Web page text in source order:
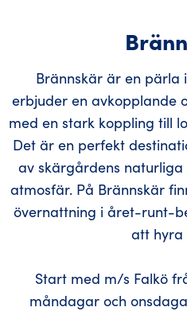
Brännskär är en pärla
erbjuder en avkopplande
med en stark koppling till
Det är en perfekt
av skärgårdens naturliga
atmosfär. På Brännskär
övernattning i året-runt-
att hyra
Start med m/s Falkö
måndagar och